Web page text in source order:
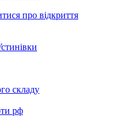
про відкриття
складу
рф